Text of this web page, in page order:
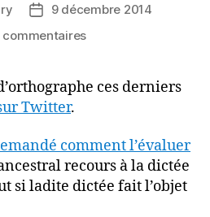
Date9 décembre 2014
commentairessur
encore
oui
mais…
ces derniers
Twitter.
comment l’évaluer
recours à la dictée
si ladite dictée fait l’objet